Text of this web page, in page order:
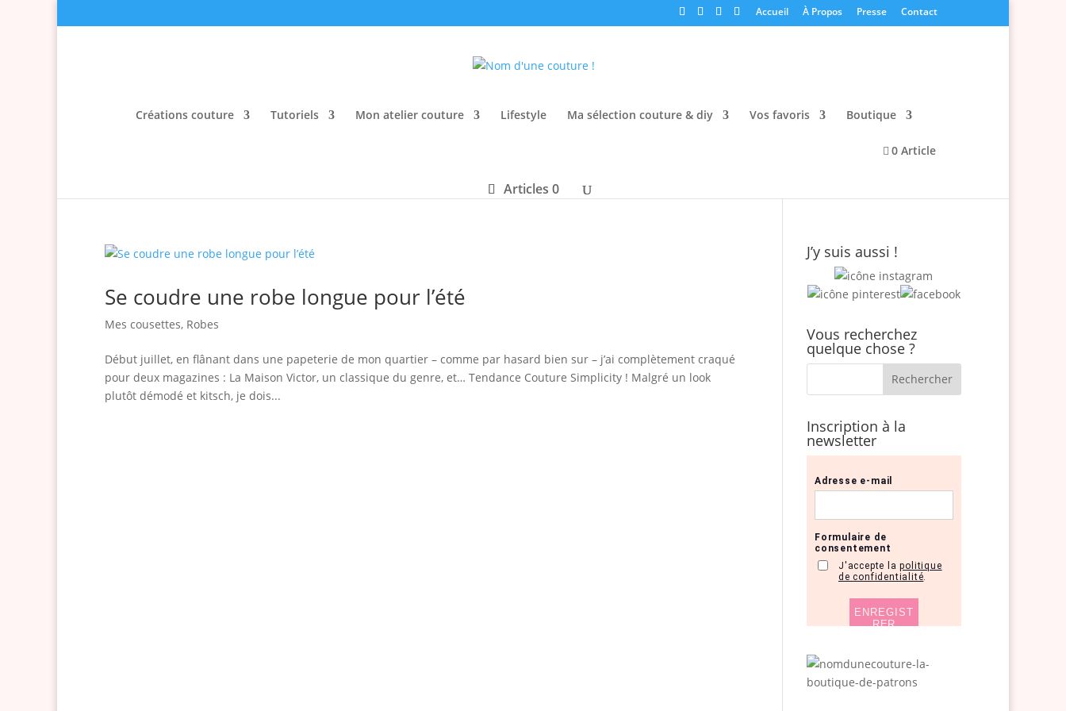
Accueil À Propos Presse Contact
Créations couture Tutoriels Mon atelier couture Lifestyle Ma sélection couture & diy Vos favoris Boutique
0 Article
Articles 0
Se coudre une robe longue pour l’été
Mes cousettes, Robes
Début juillet, en flânant dans une papeterie de mon quartier – comme par hasard bien sur – j’ai complètement craqué
pour deux magazines : La Maison Victor, un classique du genre, et… Tendance Couture Simplicity ! Malgré un look
plutôt démodé et kitsch, je dois...
J’y suis aussi !
Vous recherchez
quelque chose ?
Inscription à la
newsletter